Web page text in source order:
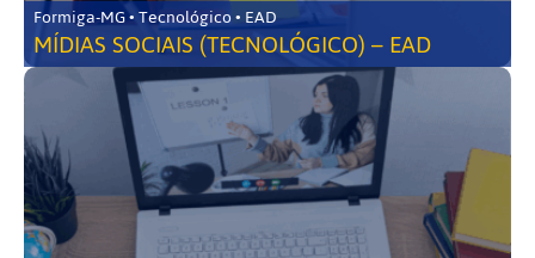
Formiga-MG • Tecnológico • EAD
MÍDIAS SOCIAIS (TECNOLÓGICO) – EAD